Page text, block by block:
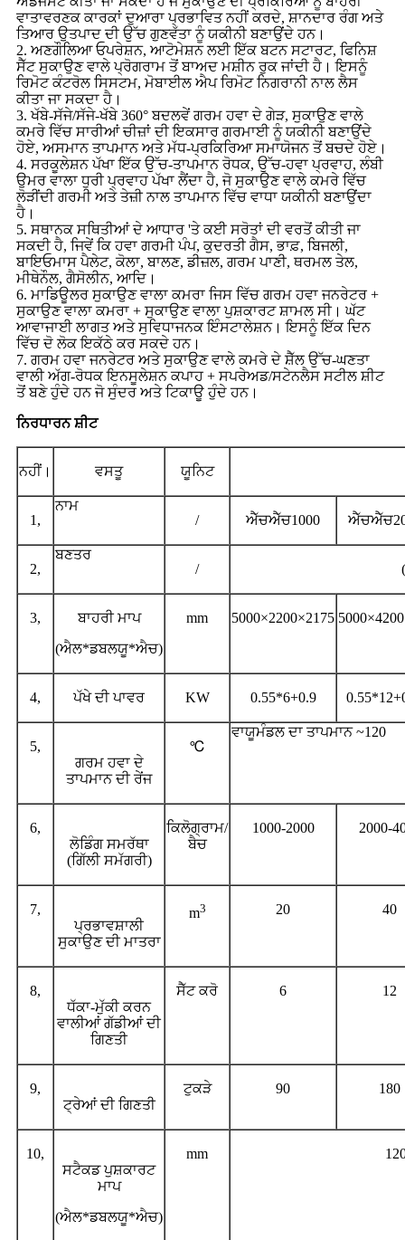
ਵਾਤਾਵਰਣਕ ਕਾਰਕਾਂ ਦੁਆਰਾ ਪ੍ਰਭਾਵਿਤ ਨਹੀਂ ਕਰਦੇ, ਸ਼ਾਨਦਾਰ ਰੰਗ ਅਤੇ
ਤਿਆਰ ਉਤਪਾਦ ਦੀ ਉੱਚ ਗੁਣਵੱਤਾ ਨੂੰ ਯਕੀਨੀ ਬਣਾਉਂਦੇ ਹਨ।
2. ਅਣਗੌਲਿਆ ਓਪਰੇਸ਼ਨ, ਆਟੋਮੇਸ਼ਨ ਲਈ ਇੱਕ ਬਟਨ ਸਟਾਰਟ, ਫਿਨਿਸ਼
ਸੈੱਟ ਸੁਕਾਉਣ ਵਾਲੇ ਪ੍ਰੋਗਰਾਮ ਤੋਂ ਬਾਅਦ ਮਸ਼ੀਨ ਰੁਕ ਜਾਂਦੀ ਹੈ। ਇਸਨੂੰ
ਰਿਮੋਟ ਕੰਟਰੋਲ ਸਿਸਟਮ, ਮੋਬਾਈਲ ਐਪ ਰਿਮੋਟ ਨਿਗਰਾਨੀ ਨਾਲ ਲੈਸ
ਕੀਤਾ ਜਾ ਸਕਦਾ ਹੈ।
3. ਖੱਬੇ-ਸੱਜੇ/ਸੱਜੇ-ਖੱਬੇ 360° ਬਦਲਵੇਂ ਗਰਮ ਹਵਾ ਦੇ ਗੇੜ, ਸੁਕਾਉਣ ਵਾਲੇ
ਕਮਰੇ ਵਿੱਚ ਸਾਰੀਆਂ ਚੀਜ਼ਾਂ ਦੀ ਇਕਸਾਰ ਗਰਮਾਈ ਨੂੰ ਯਕੀਨੀ ਬਣਾਉਂਦੇ
ਹੋਏ, ਅਸਮਾਨ ਤਾਪਮਾਨ ਅਤੇ ਮੱਧ-ਪ੍ਰਕਿਰਿਆ ਸਮਾਯੋਜਨ ਤੋਂ ਬਚਦੇ ਹੋਏ।
4. ਸਰਕੂਲੇਸ਼ਨ ਪੱਖਾ ਇੱਕ ਉੱਚ-ਤਾਪਮਾਨ ਰੋਧਕ, ਉੱਚ-ਹਵਾ ਪ੍ਰਵਾਹ, ਲੰਬੀ
ਉਮਰ ਵਾਲਾ ਧੁਰੀ ਪ੍ਰਵਾਹ ਪੱਖਾ ਲੈਂਦਾ ਹੈ, ਜੋ ਸੁਕਾਉਣ ਵਾਲੇ ਕਮਰੇ ਵਿੱਚ
ਲੋੜੀਂਦੀ ਗਰਮੀ ਅਤੇ ਤੇਜ਼ੀ ਨਾਲ ਤਾਪਮਾਨ ਵਿੱਚ ਵਾਧਾ ਯਕੀਨੀ ਬਣਾਉਂਦਾ
ਹੈ।
5. ਸਥਾਨਕ ਸਥਿਤੀਆਂ ਦੇ ਆਧਾਰ 'ਤੇ ਕਈ ਸਰੋਤਾਂ ਦੀ ਵਰਤੋਂ ਕੀਤੀ ਜਾ
ਸਕਦੀ ਹੈ, ਜਿਵੇਂ ਕਿ ਹਵਾ ਗਰਮੀ ਪੰਪ, ਕੁਦਰਤੀ ਗੈਸ, ਭਾਫ਼, ਬਿਜਲੀ,
ਬਾਇਓਮਾਸ ਪੈਲੇਟ, ਕੋਲਾ, ਬਾਲਣ, ਡੀਜ਼ਲ, ਗਰਮ ਪਾਣੀ, ਥਰਮਲ ਤੇਲ,
ਮੀਥੇਨੌਲ, ਗੈਸੋਲੀਨ, ਆਦਿ।
6. ਮਾਡਿਊਲਰ ਸੁਕਾਉਣ ਵਾਲਾ ਕਮਰਾ ਜਿਸ ਵਿੱਚ ਗਰਮ ਹਵਾ ਜਨਰੇਟਰ +
ਸੁਕਾਉਣ ਵਾਲਾ ਕਮਰਾ + ਸੁਕਾਉਣ ਵਾਲਾ ਪੁਸ਼ਕਾਰਟ ਸ਼ਾਮਲ ਸੀ। ਘੱਟ
ਆਵਾਜਾਈ ਲਾਗਤ ਅਤੇ ਸੁਵਿਧਾਜਨਕ ਇੰਸਟਾਲੇਸ਼ਨ। ਇਸਨੂੰ ਇੱਕ ਦਿਨ
ਵਿੱਚ ਦੋ ਲੋਕ ਇਕੱਠੇ ਕਰ ਸਕਦੇ ਹਨ।
7. ਗਰਮ ਹਵਾ ਜਨਰੇਟਰ ਅਤੇ ਸੁਕਾਉਣ ਵਾਲੇ ਕਮਰੇ ਦੇ ਸ਼ੈੱਲ ਉੱਚ-ਘਣਤਾ
ਵਾਲੀ ਅੱਗ-ਰੋਧਕ ਇਨਸੂਲੇਸ਼ਨ ਕਪਾਹ + ਸਪਰੇਅਡ/ਸਟੇਨਲੈਸ ਸਟੀਲ ਸ਼ੀਟ
ਤੋਂ ਬਣੇ ਹੁੰਦੇ ਹਨ ਜੋ ਸੁੰਦਰ ਅਤੇ ਟਿਕਾਊ ਹੁੰਦੇ ਹਨ।
ਨਿਰਧਾਰਨ ਸ਼ੀਟ
ਨਹੀਂ। ਵਸਤੂ ਯੂਨਿਟ
1,
ਨਾਮ
/
ਐੱਚਐੱਚ1000
2,
ਬਣਤਰ
/
3,
ਬਾਹਰੀ ਮਾਪ
(ਐਲ*ਡਬਲਯੂ*ਐਚ)
mm 5000×2200×2175
4, ਪੱਖੇ ਦੀ ਪਾਵਰ KW 0.55*6+0.9
5,
ਗਰਮ ਹਵਾ ਦੇ
ਤਾਪਮਾਨ ਦੀ ਰੇਂਜ
℃
ਵਾਯੂਮੰਡਲ ਦਾ ਤਾਪਮਾਨ ~120
6,
ਲੋਡਿੰਗ ਸਮਰੱਥਾ
(ਗਿੱਲੀ ਸਮੱਗਰੀ)
ਕਿਲੋਗ੍ਰਾਮ/
ਬੈਚ
1000-2000 2000-
7,
ਪ੍ਰਭਾਵਸ਼ਾਲੀ
ਸੁਕਾਉਣ ਦੀ ਮਾਤਰਾ
m3 20 40
8,
ਧੱਕਾ-ਮੁੱਕੀ ਕਰਨ
ਵਾਲੀਆਂ ਗੱਡੀਆਂ ਦੀ
ਗਿਣਤੀ
ਸੈੱਟ ਕਰੋ 6 12
9,
ਟ੍ਰੇਆਂ ਦੀ ਗਿਣਤੀ
ਟੁਕੜੇ 90 180
10,
ਸਟੈਕਡ ਪੁਸ਼ਕਾਰਟ
ਮਾਪ
(ਐਲ*ਡਬਲਯੂ*ਐਚ)
mm